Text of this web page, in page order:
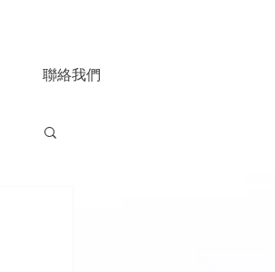
聯絡我們